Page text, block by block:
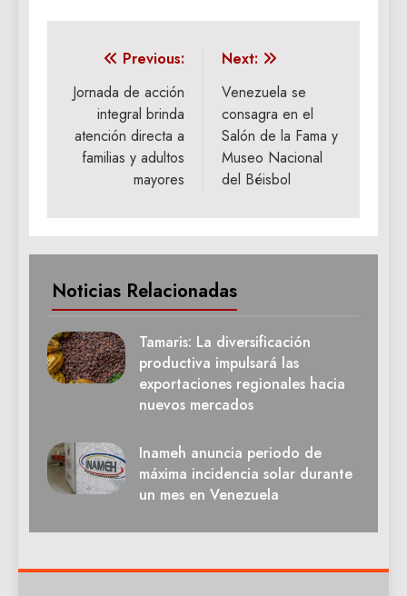
Navegación
de
entradas
Previous:
Jornada de acción
integral brinda
atención directa a
familias y adultos
mayores
Next:
Venezuela se
consagra en el
Salón de la Fama y
Museo Nacional
del Béisbol
Noticias Relacionadas
Tamaris: La diversificación
productiva impulsará las
exportaciones regionales hacia
nuevos mercados
Inameh anuncia periodo de
máxima incidencia solar durante
un mes en Venezuela